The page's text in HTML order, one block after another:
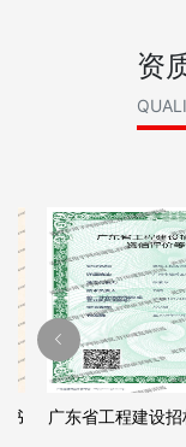
资
广东省工程建设招